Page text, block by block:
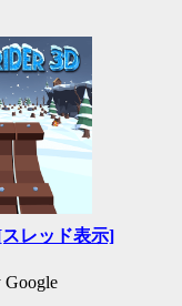
レッド表示]
Google